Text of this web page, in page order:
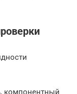
компонентный